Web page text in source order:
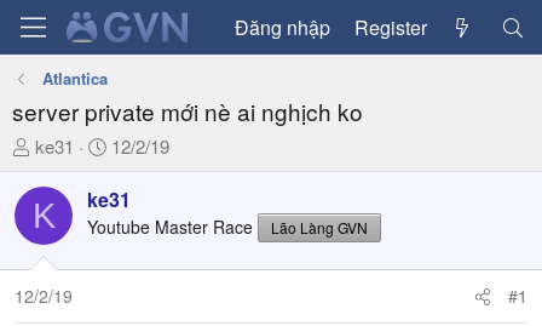
Đăng nhập Register
Atlantica
server private mới nè ai nghịch ko
T
r
e
a
d
s
ke31
N
à
y
ử
12/2/19
K ke31
Youtube Master Race Lão Làng GVN
12/2/19 #1